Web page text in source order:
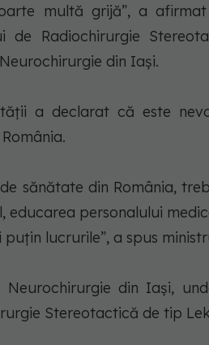
multă grijă”, a
de Radiochirurgie
din Iaşi.
a declarat că este
sănătate din România,
educarea personalului
lucrurile”, a spus
din Iaşi,
Stereotactică de tip